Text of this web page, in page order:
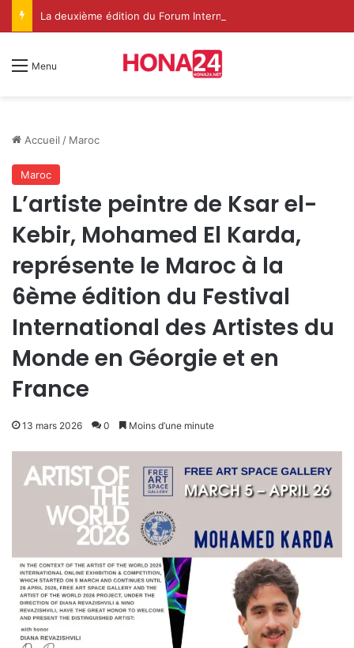
Menu
Accueil / Maroc
Maroc
​L’artiste peintre de Ksar el-
Kebir, Mohamed El Karda,
représente le Maroc à la
6ème édition du Festival
International des Artistes du
Monde en Géorgie et en
France
13 mars 2026 0 Moins d’une minute